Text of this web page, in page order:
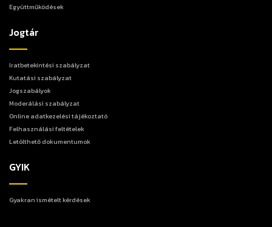
Együttműködések
Jogtár
Iratbetekintési szabályzat
Kutatási szabályzat
Jogszabályok
Moderálási szabályzat
Online adatkezelési tájékoztató
Felhasználási feltételek
Letölthető dokumentumok
GYIK
Gyakran ismételt kérdések